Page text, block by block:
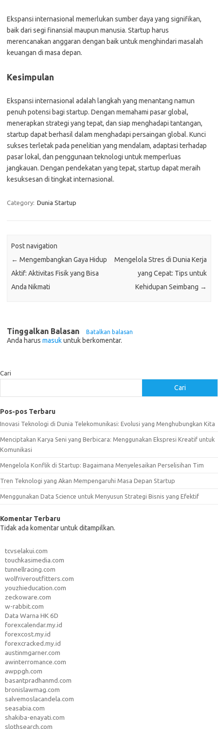
Ekspansi internasional memerlukan sumber daya yang signifikan,
baik dari segi finansial maupun manusia. Startup harus
merencanakan anggaran dengan baik untuk menghindari masalah
keuangan di masa depan.
Kesimpulan
Ekspansi internasional adalah langkah yang menantang namun
penuh potensi bagi startup. Dengan memahami pasar global,
menerapkan strategi yang tepat, dan siap menghadapi tantangan,
startup dapat berhasil dalam menghadapi persaingan global. Kunci
sukses terletak pada penelitian yang mendalam, adaptasi terhadap
pasar lokal, dan penggunaan teknologi untuk memperluas
jangkauan. Dengan pendekatan yang tepat, startup dapat meraih
kesuksesan di tingkat internasional.
Category: Dunia Startup
Post navigation
← Mengembangkan Gaya Hidup
Aktif: Aktivitas Fisik yang Bisa
Anda Nikmati
Mengelola Stres di Dunia Kerja
yang Cepat: Tips untuk
Kehidupan Seimbang →
Tinggalkan Balasan Batalkan balasan
Anda harus masukuntuk berkomentar.
Cari
Cari
Pos-pos Terbaru
Inovasi Teknologi di Dunia Telekomunikasi: Evolusi yang Menghubungkan Kita
Menciptakan Karya Seni yang Berbicara: Menggunakan Ekspresi Kreatif untuk
Komunikasi
Mengelola Konflik di Startup: Bagaimana Menyelesaikan Perselisihan Tim
Tren Teknologi yang Akan Mempengaruhi Masa Depan Startup
Menggunakan Data Science untuk Menyusun Strategi Bisnis yang Efektif
Komentar Terbaru
Tidak ada komentar untuk ditampilkan.
tcvselakui.com
touchkasimedia.com
tunnellracing.com
wolfriveroutfitters.com
youzhieducation.com
zeckoware.com
w-rabbit.com
Data Warna HK 6D
forexcalendar.my.id
forexcost.my.id
forexcracked.my.id
austinmgarner.com
awinterromance.com
awppgh.com
basantpradhanmd.com
bronislawmag.com
salvemoslacandela.com
seasabia.com
shakiba-enayati.com
slothsearch.com